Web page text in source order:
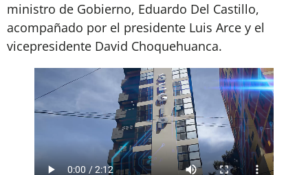
ministro de Gobierno, Eduardo Del Castillo,
acompañado por el presidente Luis Arce y el
vicepresidente David Choquehuanca.